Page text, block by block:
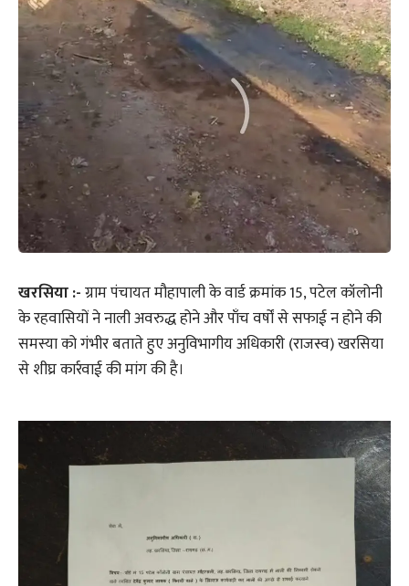
खरसिया :-ग्राम पंचायत मौहापाली के वार्ड क्रमांक 15, पटेल कॉलोनी
के रहवासियों ने नाली अवरुद्ध होने और पाँच वर्षों से सफाई न होने की
समस्या को गंभीर बताते हुए अनुविभागीय अधिकारी (राजस्व) खरसिया
से शीघ्र कार्रवाई की मांग की है।